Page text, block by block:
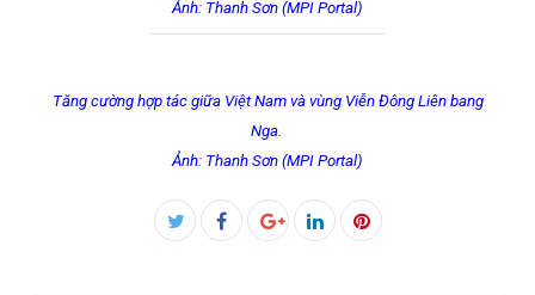
Ảnh: Thanh Sơn (MPI Portal)
Tăng cường hợp tác giữa Việt Nam và vùng Viễn Đông Liên bang
Nga.
Ảnh: Thanh Sơn (MPI Portal)
Twitter
Facebook
Google+LinkedInPinterest